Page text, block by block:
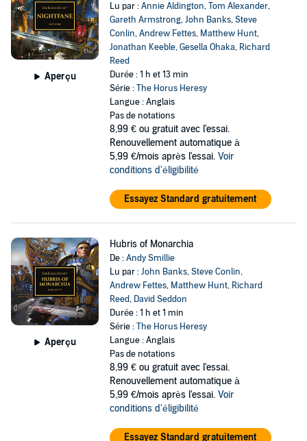
Aperçu
Lu par :Annie Aldington,Tom Alexander,
Gareth Armstrong,John Banks,Steve
Conlin,Andrew Fettes, Matthew Hunt,
Jonathan Keeble,Gesella Ohaka, Richard
Reed
Durée : 1 h et 13 min
Série :The Horus Heresy
Langue : Anglais
Pas de notations
8,99 € ou gratuit avec l'essai.
Renouvellement automatique à
5,99 €/mois après l'essai. Voir
conditions d'éligibilité
Essayez Standard gratuitement
Aperçu
Hubris of Monarchia
De :Andy Smillie
Lu par :John Banks,Steve Conlin,
Andrew Fettes, Matthew Hunt, Richard
Reed, David Seddon
Durée : 1 h et 1 min
Série :The Horus Heresy
Langue : Anglais
Pas de notations
8,99 € ou gratuit avec l'essai.
Renouvellement automatique à
5,99 €/mois après l'essai. Voir
conditions d'éligibilité
Essayez Standard gratuitement